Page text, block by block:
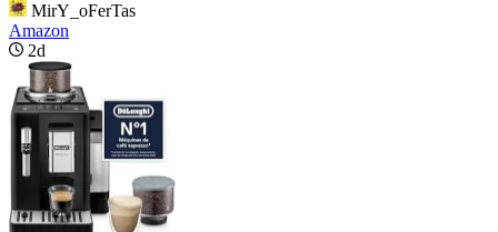
MirY_oFerTas
Amazon
2d